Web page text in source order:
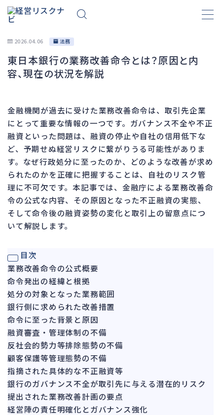
財務 663
資金繰り 192
資産売却 193
法務
差押・強制執行 227
法令違反・行政処分 316
訴訟・不正 283
損害賠償・知的財産 273
経営 157
人事労務 562
労働問題 266
労災・ハラスメント 145
解雇・退職 131
事業運営 374
品質・リコール 49
情報漏洩・サイバー 256
事業再編 69
2026.04.06 法務
東日本銀行の業務改善命令とは？原因と内
容、現在の状況を解説
金融機関が過去に受けた業務改善命令は、取引先企業
にとって重要な情報の一つです。ガバナンス不全や不正
融資といった問題は、融資の停止や自社の信用低下な
ど、予期せぬ経営リスクに繋がりうる可能性がありま
す。なぜ行政処分に至ったのか、どのような改善が求め
られたのかを正確に把握することは、自社のリスク管
理に不可欠です。本記事では、金融庁による業務改善命
令の公式な内容、その原因となった不正融資の実態、
そして命令後の融資姿勢の変化と取引上の留意点につ
いて解説します。
目次
業務改善命令の公式概要
命令発出の経緯と根拠
処分の対象となった業務範囲
銀行側に求められた改善措置
命令に至った背景と原因
融資審査・管理体制の不備
反社会的勢力等排除態勢の不備
顧客保護等管理態勢の不備
指摘された具体的な不正融資等
銀行のガバナンス不全が取引先に与える潜在的リスク
提出された業務改善計画の要点
経営陣の責任明確化とガバナンス強化